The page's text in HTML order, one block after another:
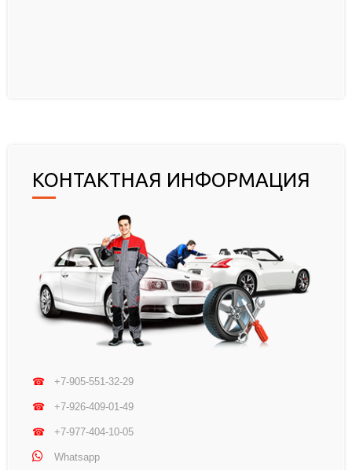
КОНТАКТНАЯ ИНФОРМАЦИЯ
☎ +7-905-551-32-29
☎ +7-926-409-01-49
☎ +7-977-404-10-05
Whatsapp